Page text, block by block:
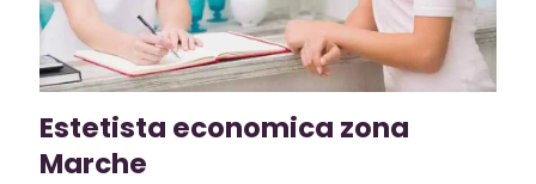
Estetista economica zona
Marche